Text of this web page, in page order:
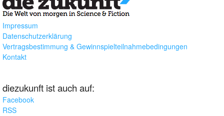
Impressum
Datenschutzerklärung
Vertragsbestimmung & Gewinnspielteilnahmebedingungen
Kontakt
diezukunft ist auch auf:
Facebook
RSS